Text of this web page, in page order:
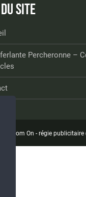
SITE
Percheronne –
Com On - régie